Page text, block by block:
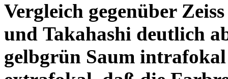
Vergleich gegenüber Zeiss
und Takahashi deutlich
gelbgrün Saum